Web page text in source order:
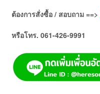
ต้องการสั่งซื้อ / สอบถาม ==>
หรือโทร. 061-426-9991